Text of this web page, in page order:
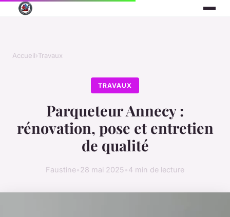
Accueil›Travaux
TRAVAUX
Parqueteur Annecy :
rénovation, pose et entretien
de qualité
Faustine 28 mai 2025 4 min de lecture